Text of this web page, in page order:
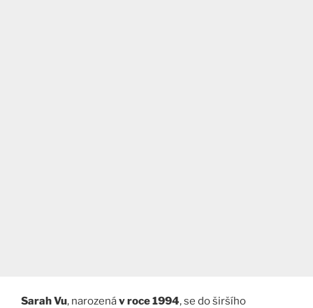
Sarah Vu, narozenáv roce 1994, se do širšího